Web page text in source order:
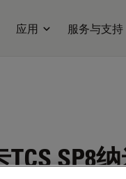
应用 服务与支持
SP8